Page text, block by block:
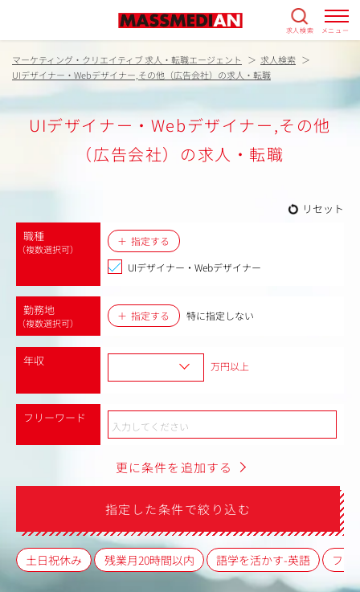
求人検索 メニュー
マーケティング・クリエイティブ 求人・転職エージェント
求人検索
UIデザイナー・Webデザイナー,その他（広告会社）の求人・転職
UIデザイナー・Webデザイナー,その他
（広告会社）の求人・転職
リセット
職種
（複数選択可）
指定する
UIデザイナー・Webデザイナー
勤務地
（複数選択可）
指定する 特に指定しない
年収 万円以上
フリーワード
更に条件を追加する
指定した条件で絞り込む
土日祝休み 残業月20時間以内 語学を活かす-英語 フレ